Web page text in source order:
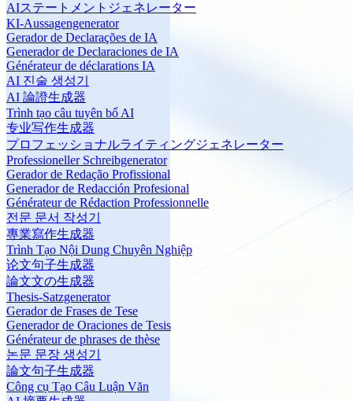
AIステートメントジェネレーター
KI-Aussagengenerator
Gerador de Declarações de IA
Generador de Declaraciones de IA
Générateur de déclarations IA
AI 진술 생성기
AI 論證生成器
Trình tạo câu tuyên bố AI
专业写作生成器
プロフェッショナルライティングジェネレーター
Professioneller Schreibgenerator
Gerador de Redação Profissional
Generador de Redacción Profesional
Générateur de Rédaction Professionnelle
전문 문서 작성기
專業寫作生成器
Trình Tạo Nội Dung Chuyên Nghiệp
论文句子生成器
論文文の生成器
Thesis-Satzgenerator
Gerador de Frases de Tese
Generador de Oraciones de Tesis
Générateur de phrases de thèse
논문 문장 생성기
論文句子生成器
Công cụ Tạo Câu Luận Văn